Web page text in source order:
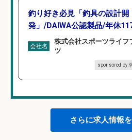
釣り好き必見「釣具の設計開
発」/DAIWA公認製品/年休
会社名
株式会社スポーツライフ
ツ
sponsored by
さらに求人情報